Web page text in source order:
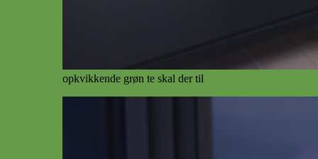
opkvikkende grøn te skal der til